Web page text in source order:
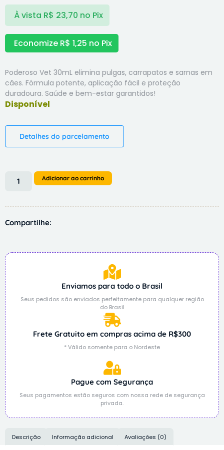
À vista R$ 23,70 no Pix
Economize R$ 1,25 no Pix
Poderoso Vet 30mL elimina pulgas, carrapatos e sarnas em
cães. Fórmula potente, aplicação fácil e proteção
duradoura. Saúde e bem-estar garantidos!
Detalhes do parcelamento
Adicionar ao carrinho
Compartilhe:
Enviamos para todo o Brasil
Seus pedidos são enviados perfeitamente para qualquer região
do Brasil
Frete Gratuito em compras acima de R$300
* Válido somente para o Nordeste
Pague com Segurança
Seus pagamentos estão seguros com nossa rede de segurança
privada.
Descrição Informação adicional Avaliações (0)